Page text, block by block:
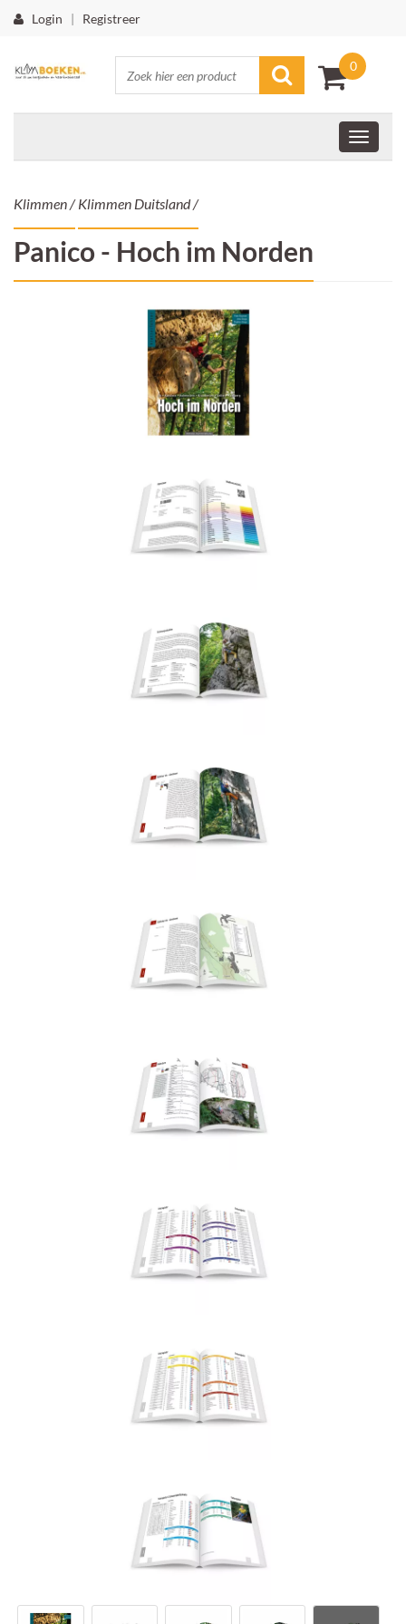
Login | Registreer
0
Klimmen/ Klimmen Duitsland/
Panico - Hoch im Norden